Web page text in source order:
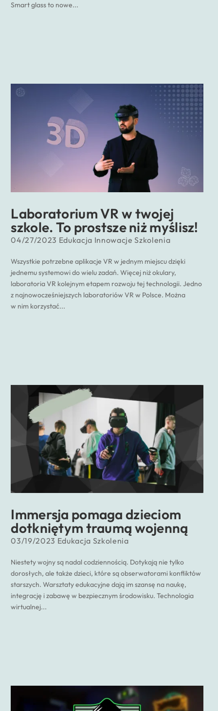
Smart glass to nowe...
Laboratorium VR w twojej
szkole. To prostsze niż myślisz!
04/27/2023 Edukacja Innowacje Szkolenia
Wszystkie potrzebne aplikacje VR w jednym miejscu dzięki
jednemu systemowi do wielu zadań. Więcej niż okulary,
laboratoria VR kolejnym etapem rozwoju tej technologii. Jedno
z najnowocześniejszych laboratoriów VR w Polsce. Można
w nim korzystać...
Immersja pomaga dzieciom
dotkniętym traumą wojenną
03/19/2023 Edukacja Szkolenia
Niestety wojny są nadal codziennością. Dotykają nie tylko
dorosłych, ale także dzieci, które są obserwatorami konfliktów
starszych. Warsztaty edukacyjne dają im szansę na naukę,
integrację i zabawę w bezpiecznym środowisku. Technologia
wirtualnej...